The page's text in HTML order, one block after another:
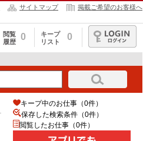
サイトマップ 掲載ご希望のお客様へ
閲覧
履歴
0
キープ
リスト
0
ログイン
キープ中のお仕事（0件）
保存した検索条件（0件）
閲覧したお仕事（0件）